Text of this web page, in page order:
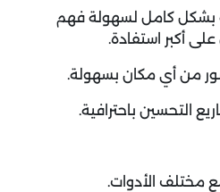
بشكل كامل لسهولة فهم
أكبر استفادة.
من أي مكان بسهولة.
التحسين باحترافية.
مختلف الأدوات.